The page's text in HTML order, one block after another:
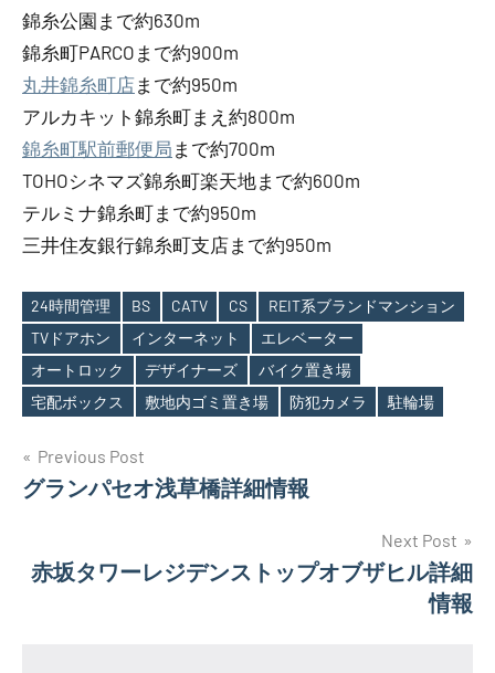
錦糸公園まで約630m
錦糸町PARCOまで約900m
丸井錦糸町店まで約950m
アルカキット錦糸町まえ約800m
錦糸町駅前郵便局 まで約700m
TOHOシネマズ錦糸町楽天地まで約600m
テルミナ錦糸町まで約950m
三井住友銀行錦糸町支店まで約950m
Tags
24時間管理 BS CATV CS
REIT系ブランドマンション
TVドアホン
インターネット
エレベーター
オートロック
デザイナーズ
バイク置き場
宅配ボックス
敷地内ゴミ置き場 防犯カメラ 駐輪場
投
稿
ビ
Previous Post
グランパセオ浅草橋詳細情報
Next Post
赤坂タワーレジデンストップオブザヒル詳細
情報